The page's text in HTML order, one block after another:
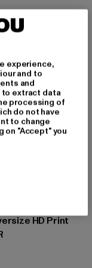
HD Print
24,99 EUR
experience,
and to
and
to extract data
processing of
do not have
to change
on "Accept" you